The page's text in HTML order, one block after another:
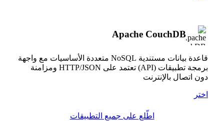
Apache CouchDB
قاعدة بيانات مستندية NoSQL متعددة الأساسيات مع واجهة
برمجة تطبيقات (API) تعتمد على HTTP/JSON ومزامنة
دون اتصال بالإنترنت
اختر
اطّلع على جميع التطبيقات